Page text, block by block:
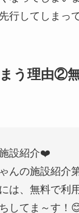
なってしまい
う理由②
設紹介❤️
んの施設紹介
は、無料で利